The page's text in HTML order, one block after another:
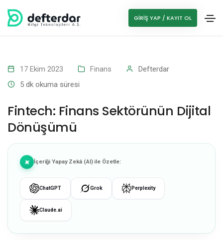
GIRIŞ YAP / KAYIT OL
17 Ekim 2023 Finans
Defterdar
5 dk okuma süresi
Fintech: Finans Sektörünün Dijital
Dönüşümü
İçeriği Yapay Zekâ (AI) ile Özetle:
ChatGPT Grok Perplexity
Claude.ai